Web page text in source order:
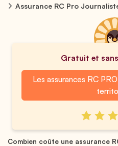
Assurance RC Pro
Gratuit et
Les assurances RC
Combien coûte une assurance